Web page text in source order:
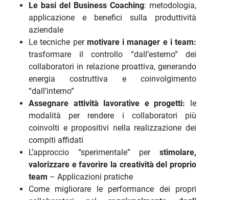
Le basi del Business Coaching: metodologia,
applicazione e benefici sulla produttività
aziendale
Le tecniche per motivare i manager e i team:
trasformare il controllo “dall’esterno” dei
collaboratori in relazione proattiva, generando
energia costruttiva e coinvolgimento
“dall’interno”
Assegnare attività lavorative e progetti: le
modalità per rendere i collaboratori più
coinvolti e propositivi nella realizzazione dei
compiti affidati
L’approccio “sperimentale” perstimolare,
valorizzare e favorire la creatività del proprio
team – Applicazioni pratiche
Come migliorare le performance dei propri